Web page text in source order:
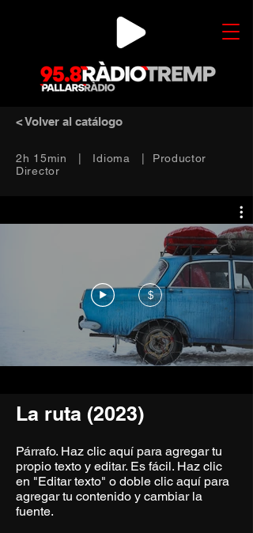
< Volver al catálogo
2h 15min | Idioma | Productor
Director
$
La ruta (2023)
Párrafo. Haz clic aquí para agregar tu
propio texto y editar. Es fácil. Haz clic
en "Editar texto" o doble clic aquí para
agregar tu contenido y cambiar la
fuente.